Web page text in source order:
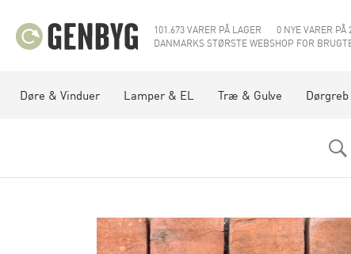
101.673 VARER PÅ LAGER
0 NYE VARER PÅ
DANMARKS STØRSTE WEBSHOP FOR
Døre & Vinduer Lamper & EL Træ & Gulve